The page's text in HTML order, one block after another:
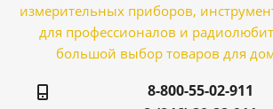
измерительных приборов,
для профессионалов и
большой выбор товаров для
8-800-55-02-911